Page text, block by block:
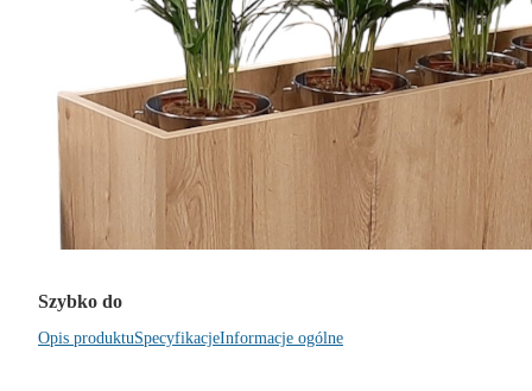
Szybko do
Opis produktuSpecyfikacjeInformacje ogólne